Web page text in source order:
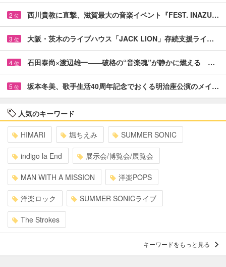
2 位 西川貴教に直撃、滋賀最大の音楽イベント『FEST. INAZU…
3 位 大阪・茨木のライブハウス「JACK LION」存続支援ライ…
4 位 石田泰尚×渡辺雄一――破格の“音楽魂”が静かに燃える …
5 位 坂本冬美、歌手生活40周年記念でおくる明治座公演のメイ…
人気のキーワード
HIMARI 堀ちえみ SUMMER SONIC
indigo la End 展示会/博覧会/展覧会
MAN WITH A MISSION 洋楽POPS
洋楽ロック SUMMER SONICライブ
The Strokes
キーワードをもっと見る